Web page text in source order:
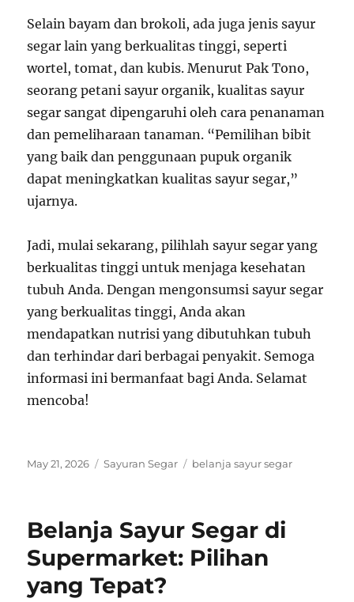
Selain bayam dan brokoli, ada juga jenis sayur
segar lain yang berkualitas tinggi, seperti
wortel, tomat, dan kubis. Menurut Pak Tono,
seorang petani sayur organik, kualitas sayur
segar sangat dipengaruhi oleh cara penanaman
dan pemeliharaan tanaman. “Pemilihan bibit
yang baik dan penggunaan pupuk organik
dapat meningkatkan kualitas sayur segar,”
ujarnya.
Jadi, mulai sekarang, pilihlah sayur segar yang
berkualitas tinggi untuk menjaga kesehatan
tubuh Anda. Dengan mengonsumsi sayur segar
yang berkualitas tinggi, Anda akan
mendapatkan nutrisi yang dibutuhkan tubuh
dan terhindar dari berbagai penyakit. Semoga
informasi ini bermanfaat bagi Anda. Selamat
mencoba!
Posted
May 21, 2026 Categories
Sayuran Segar Tags
belanja sayur segar
Belanja Sayur Segar di
Supermarket: Pilihan
yang Tepat?